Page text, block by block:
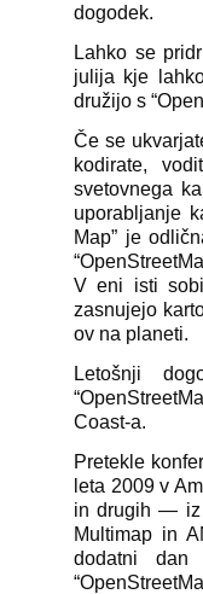
dogodek.
Lahko se
julija kje
družijo s
Če se
kodirate,
svetovnega
uporabljanje
Map” je
V eni isti
zasnujejo
ov na planeti.
Letošnji
Coast-a.
Pretekle
leta 2009 v
in drugih — iz
Multimap in
dodatni dan